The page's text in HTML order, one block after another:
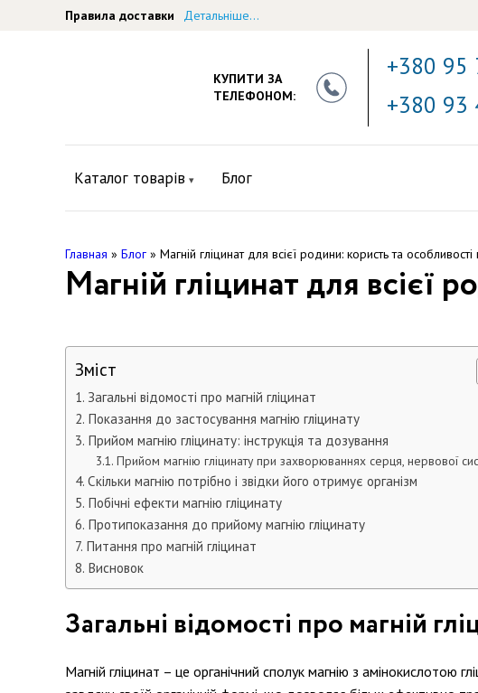
Правила доставки Детальніше...
КУПИТИ ЗА
ТЕЛЕФОНОМ:
+380 95
+380 93
Каталог товарів Блог
Главная » Блог » Магній гліцинат для всієї родини: користь та
Магній гліцинат для всієї
Зміст
Загальні відомості про магній гліцинат
Показання до застосування магнію гліцинату
Прийом магнію гліцинату: інструкція та дозування
Прийом магнію гліцинату при захворюваннях серця, нервової
Скільки магнію потрібно і звідки його отримує організм
Побічні ефекти магнію гліцинату
Протипоказання до прийому магнію гліцинату
Питання про магній гліцинат
Висновок
Загальні відомості про магній
Магній гліцинат – це органічний сполук магнію з амінокислотою